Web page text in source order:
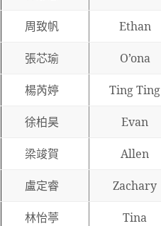
周致帆 Ethan
張芯瑜 O’ona
楊芮婷 Ting Ting
徐柏昊 Evan
梁竣賀 Allen
盧定睿 Zachary
林怡葶 Tina